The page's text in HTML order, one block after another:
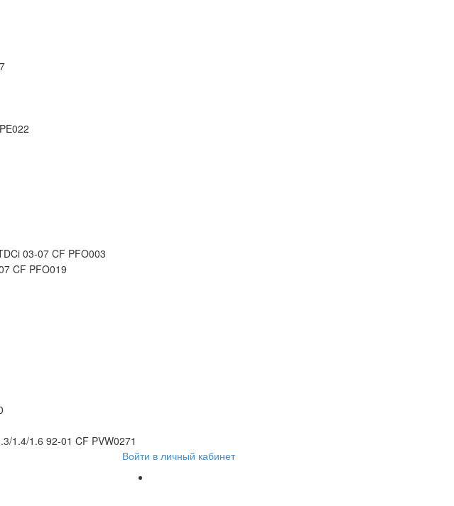
03-07 CF PFO003
CF PFO019
1.4/1.6 92-01 CF PVW0271
Войти в личный кабинет